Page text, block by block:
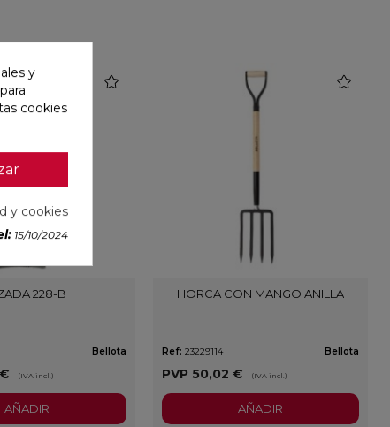
228-B
Bellota
(IVA incl.)
favorite
AÑADIR
HORCA CON MANGO ANILLA
Ref: 23229114 Bellota
PVP 50,02 € (IVA incl.)
AÑADIR
y
cookies
y cookies
15/10/2024